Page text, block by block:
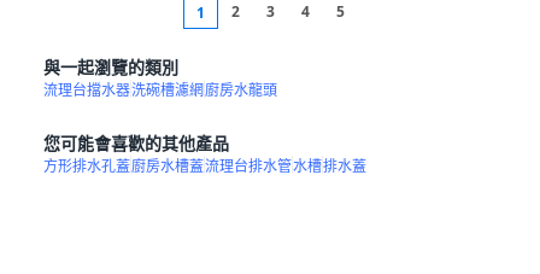
1 2 3 4 5
與一起瀏覽的類別
流理台擋水器洗碗槽濾網廚房水龍頭
您可能會喜歡的其他產品
方形排水孔蓋廚房水槽蓋流理台排水管水槽排水蓋